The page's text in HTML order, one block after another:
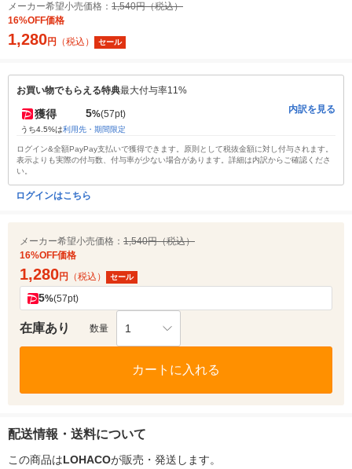
メーカー希望小売価格： 1,540円（税込）
16%OFF価格
1,280円 （税込） セール
お買い物でもらえる特典最大付与率11%
獲得 5%(57pt)
うち4.5%は利用先・期間限定
内訳を見る
ログイン&全額PayPay支払いで獲得できます。原則として税抜金額に対し付与されます。
表示よりも実際の付与数、付与率が少ない場合があります。詳細は内訳からご確認くださ
い。
ログインはこちら
メーカー希望小売価格： 1,540円（税込）
16%OFF価格
1,280円 （税込） セール
5%(57pt)
在庫あり 数量 1
カートに入れる
配送情報・送料について
この商品はLOHACOが販売・発送します。